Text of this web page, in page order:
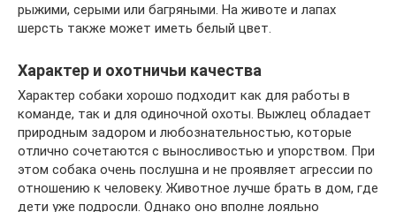
рыжими, серыми или багряными. На животе и лапах
шерсть также может иметь белый цвет.
Характер и охотничьи качества
Характер собаки хорошо подходит как для работы в
команде, так и для одиночной охоты. Выжлец обладает
природным задором и любознательностью, которые
отлично сочетаются с выносливостью и упорством. При
этом собака очень послушна и не проявляет агрессии по
отношению к человеку. Животное лучше брать в дом, где
дети уже подросли. Однако оно вполне лояльно